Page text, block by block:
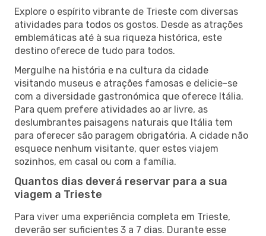
Explore o espírito vibrante de Trieste com diversas
atividades para todos os gostos. Desde as atrações
emblemáticas até à sua riqueza histórica, este
destino oferece de tudo para todos.
Mergulhe na história e na cultura da cidade
visitando museus e atrações famosas e delicie-se
com a diversidade gastronómica que oferece Itália.
Para quem prefere atividades ao ar livre, as
deslumbrantes paisagens naturais que Itália tem
para oferecer são paragem obrigatória. A cidade não
esquece nenhum visitante, quer estes viajem
sozinhos, em casal ou com a família.
Quantos dias deverá reservar para a sua
viagem a Trieste
Para viver uma experiência completa em Trieste,
deverão ser suficientes 3 a 7 dias. Durante esse